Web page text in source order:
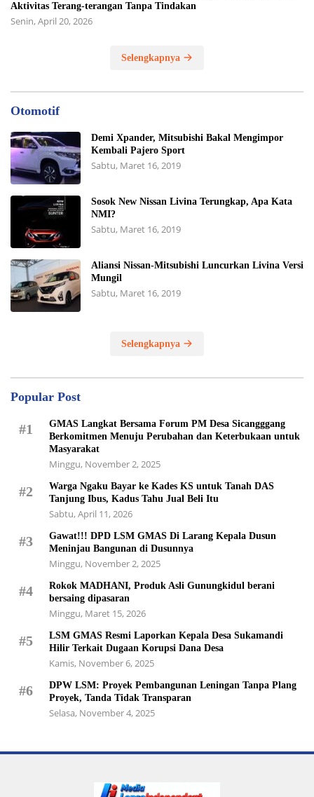
Aktivitas Terang-terangan Tanpa Tindakan
Senin, April 20, 2026
Selengkapnya
Otomotif
Demi Xpander, Mitsubishi Bakal Mengimpor
Kembali Pajero Sport
Sabtu, Maret 16, 2019
Sosok New Nissan Livina Terungkap, Apa Kata
NMI?
Sabtu, Maret 16, 2019
Aliansi Nissan-Mitsubishi Luncurkan Livina Versi
Mungil
Sabtu, Maret 16, 2019
Selengkapnya
Popular Post
#1
GMAS Langkat Bersama Forum PM Desa Sicangggang
Berkomitmen Menuju Perubahan dan Keterbukaan untuk
Masyarakat
Minggu, November 2, 2025
#2
Warga Ngaku Bayar ke Kades KS untuk Tanah DAS
Tanjung Ibus, Kadus Tahu Jual Beli Itu
Sabtu, April 11, 2026
#3
Gawat!!! DPD LSM GMAS Di Larang Kepala Dusun
Meninjau Bangunan di Dusunnya
Minggu, November 2, 2025
#4
Rokok MADHANI, Produk Asli Gunungkidul berani
bersaing dipasaran
Minggu, Maret 15, 2026
#5
LSM GMAS Resmi Laporkan Kepala Desa Sukamandi
Hilir Terkait Dugaan Korupsi Dana Desa
Kamis, November 6, 2025
#6
DPW LSM: Proyek Pembangunan Leningan Tanpa Plang
Proyek, Tanda Tidak Transparan
Selasa, November 4, 2025